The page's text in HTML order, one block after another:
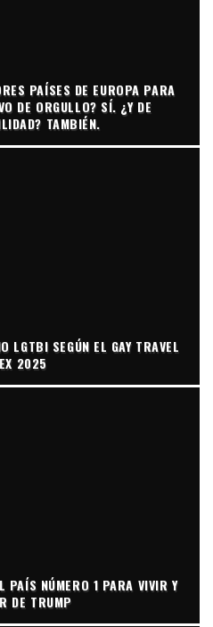
PAÍSES DE EUROPA PARA
DE ORGULLO? SÍ. ¿Y DE
TAMBIÉN.
LGTBI SEGÚN EL GAY TRAVEL
2025
PAÍS NÚMERO 1 PARA VIVIR Y
DE TRUMP